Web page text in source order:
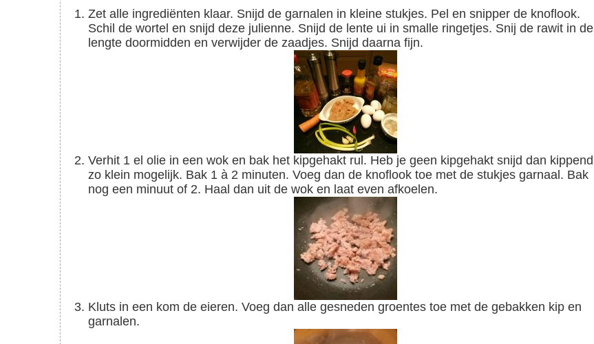
Zet alle ingrediënten klaar. Snijd de garnalen in kleine stukjes. Pel en snipper de knoflook.
Schil de wortel en snijd deze julienne. Snijd de lente ui in smalle ringetjes. Snij de rawit in de
lengte doormidden en verwijder de zaadjes. Snijd daarna fijn.
Verhit 1 el olie in een wok en bak het kipgehakt rul. Heb je geen kipgehakt snijd dan kippendij
zo klein mogelijk. Bak 1 à 2 minuten. Voeg dan de knoflook toe met de stukjes garnaal. Bak
nog een minuut of 2. Haal dan uit de wok en laat even afkoelen.
Kluts in een kom de eieren. Voeg dan alle gesneden groentes toe met de gebakken kip en
garnalen.